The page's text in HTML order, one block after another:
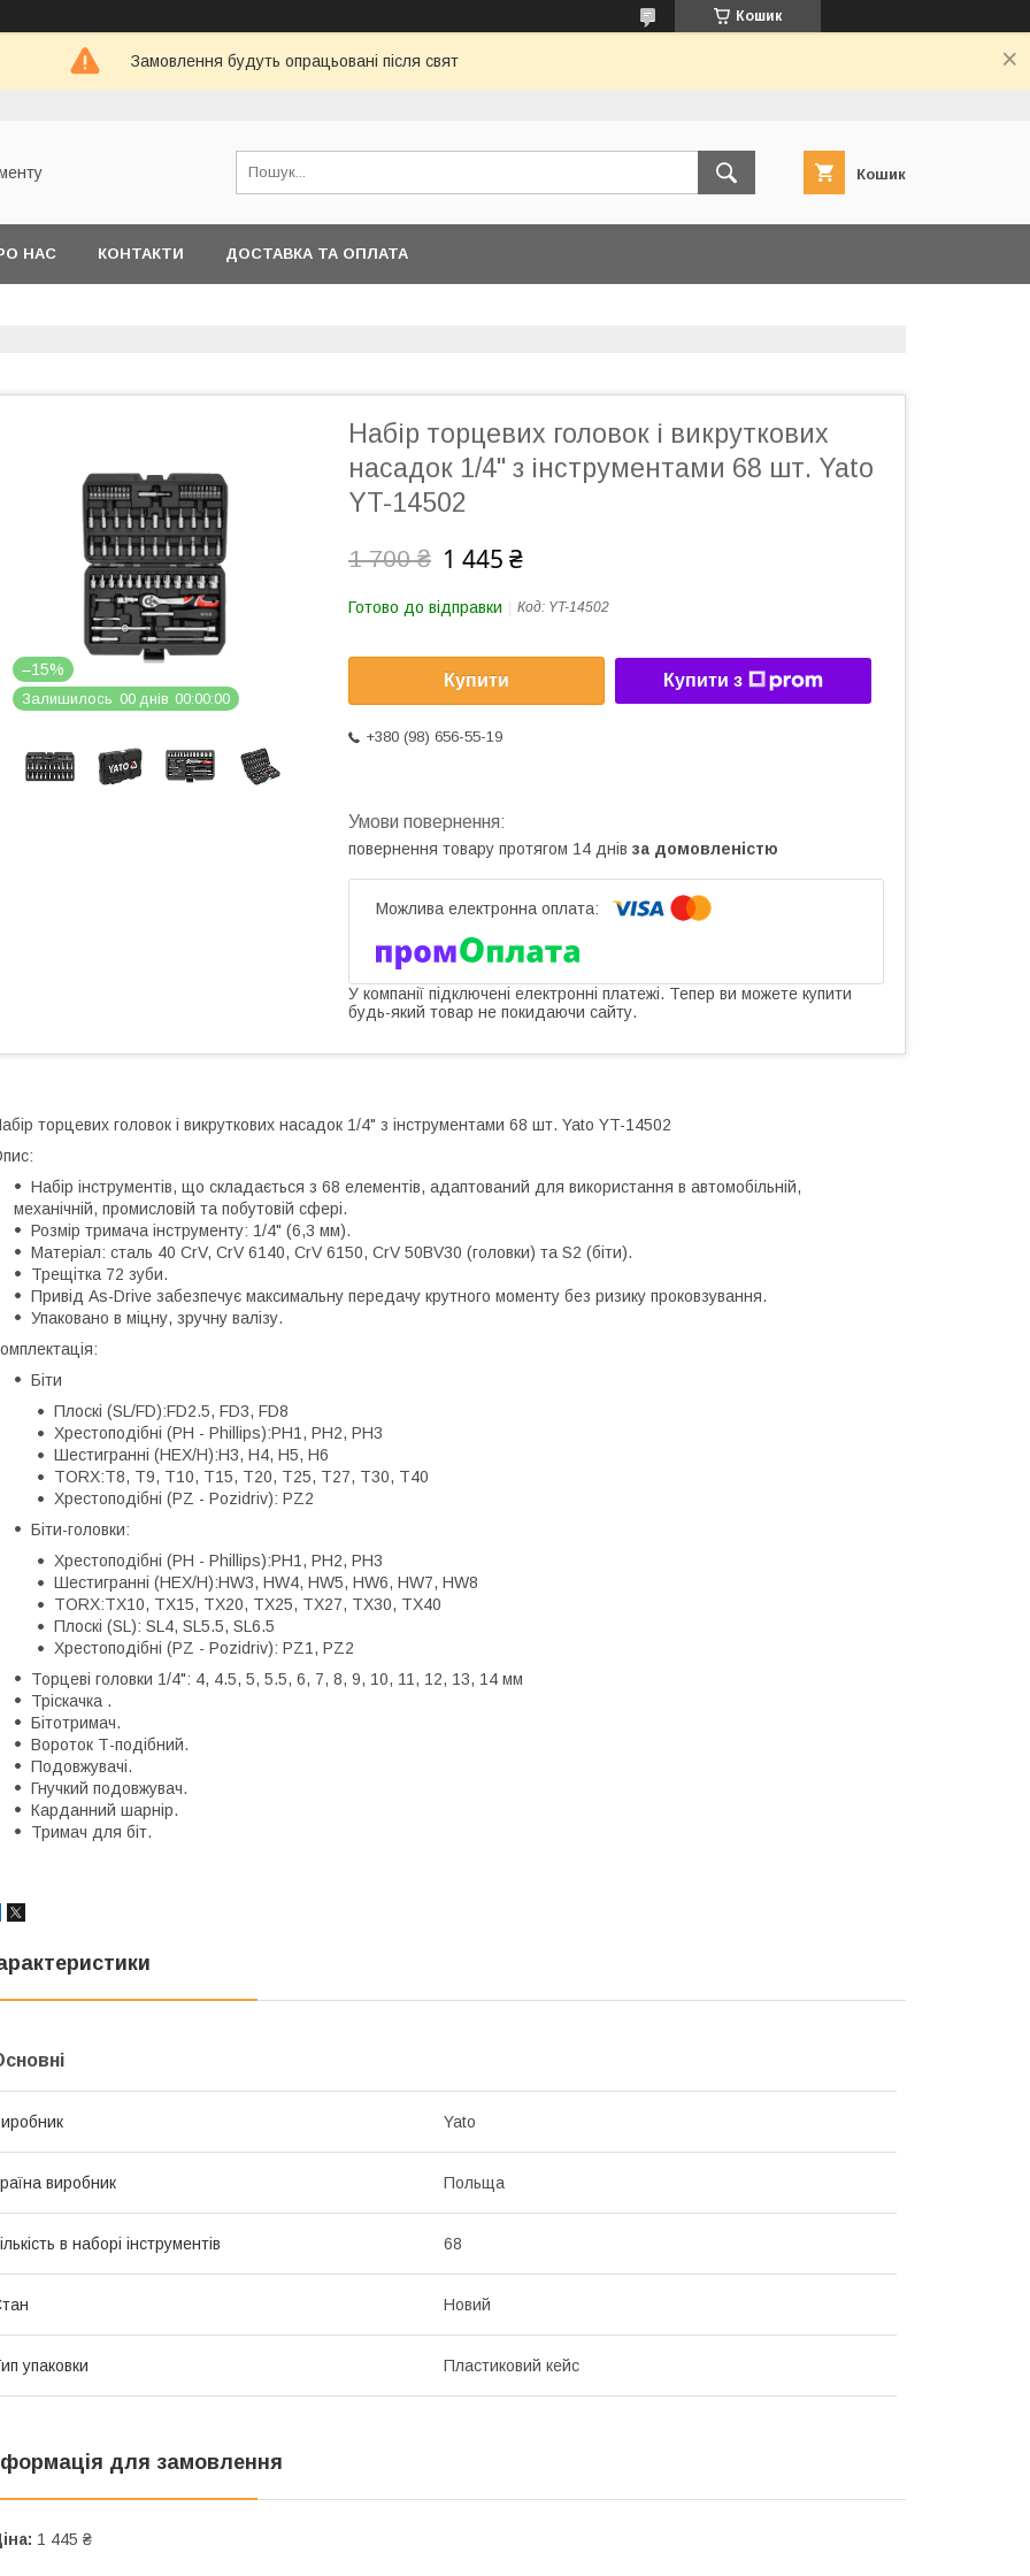
Кошик
Замовлення будуть опрацьовані після свят
Кошик
НАС КОНТАКТИ ДОСТАВКА ТА ОПЛАТА
–15%
Залишилось 00 днів 00 00 00
Набір торцевих головок і викруткових
насадок 1/4" з інструментами 68 шт. Yato
YT-14502
1 700 ₴ 1 445 ₴
Готово до відправки Код: YT-14502
Купити Купити з
+380 (98) 656-55-19
повернення товару протягом 14 днів за домовленістю
У компанії підключені електронні платежі. Тепер ви можете купити
будь-який товар не покидаючи сайту.
торцевих головок і викруткових насадок 1/4" з інструментами 68 шт. Yato YT-14502
Набір інструментів, що складається з 68 елементів, адаптований для використання в автомобільній,
механічній, промисловій та побутовій сфері.
Розмір тримача інструменту: 1/4" (6,3 мм).
Матеріал: сталь 40 CrV, CrV 6140, CrV 6150, CrV 50BV30 (головки) та S2 (біти).
Трещітка 72 зуби.
Привід As-Drive забезпечує максимальну передачу крутного моменту без ризику проковзування.
Упаковано в міцну, зручну валізу.
Біти
Плоскі (SL/FD):FD2.5, FD3, FD8
Хрестоподібні (PH - Phillips):PH1, PH2, PH3
Шестигранні (HEX/H):H3, H4, H5, H6
TORX:T8, T9, T10, T15, T20, T25, T27, T30, T40
Хрестоподібні (PZ - Pozidriv): PZ2
Біти-головки:
Хрестоподібні (PH - Phillips):PH1, PH2, PH3
Шестигранні (HEX/H):HW3, HW4, HW5, HW6, HW7, HW8
TORX:TX10, TX15, TX20, TX25, TX27, TX30, TX40
Плоскі (SL): SL4, SL5.5, SL6.5
Хрестоподібні (PZ - Pozidriv): PZ1, PZ2
Торцеві головки 1/4": 4, 4.5, 5, 5.5, 6, 7, 8, 9, 10, 11, 12, 13, 14 мм
Тріскачка .
Бітотримач.
Вороток Т-подібний.
Подовжувачі.
Гнучкий подовжувач.
Карданний шарнір.
Тримач для біт.
Yato
виробник Польща
в наборі інструментів 68
Новий
упаковки Пластиковий кейс
для замовлення
1 445 ₴